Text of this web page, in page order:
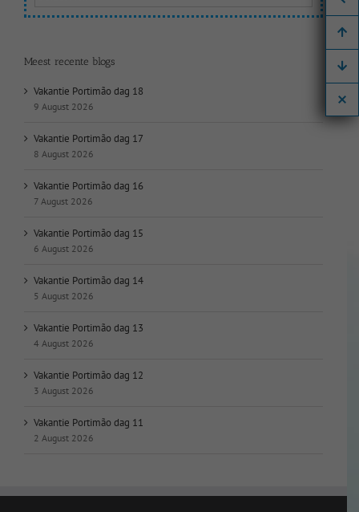
op
datum:
Meest recente blogs
Vakantie Portimão dag 18
9 August 2026
Vakantie Portimão dag 17
8 August 2026
Vakantie Portimão dag 16
7 August 2026
Vakantie Portimão dag 15
6 August 2026
Vakantie Portimão dag 14
5 August 2026
Vakantie Portimão dag 13
4 August 2026
Vakantie Portimão dag 12
3 August 2026
Vakantie Portimão dag 11
2 August 2026